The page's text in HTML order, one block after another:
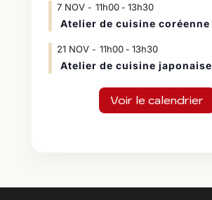
7 NOV 11h00- 13h30
Atelier de cuisine coréenne
21 NOV 11h00- 13h30
Atelier de cuisine japonaise
Voir le calendrier